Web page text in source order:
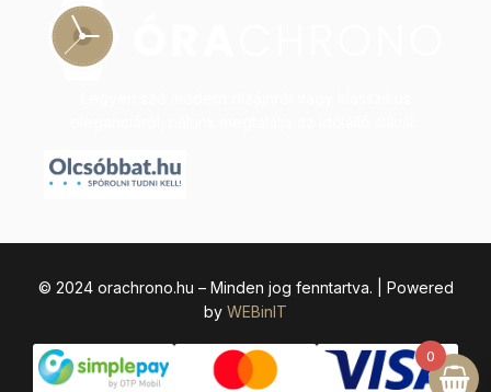
© 2024 orachrono.hu – Minden jog fenntartva. | Powered
by WEBinIT
0